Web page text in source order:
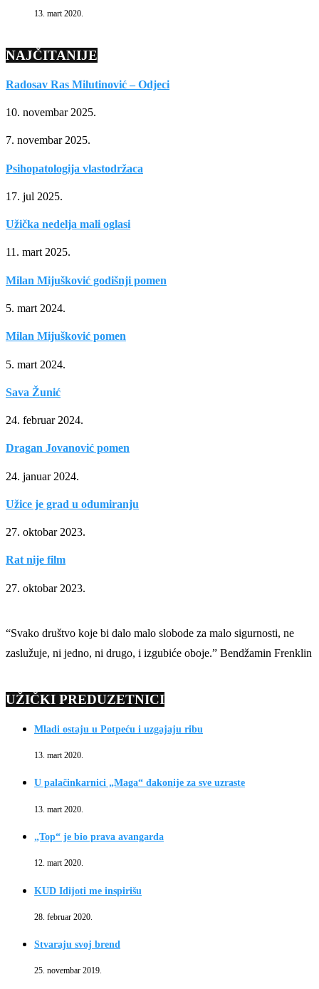
13. mart 2020.
NAJČITANIJE
Radosav Ras Milutinović – Odjeci
10. novembar 2025.
7. novembar 2025.
Psihopatologija vlastodržaca
17. jul 2025.
Užička nedelja mali oglasi
11. mart 2025.
Milan Mijušković godišnji pomen
5. mart 2024.
Milan Mijušković pomen
5. mart 2024.
Sava Žunić
24. februar 2024.
Dragan Jovanović pomen
24. januar 2024.
Užice je grad u odumiranju
27. oktobar 2023.
Rat nije film
27. oktobar 2023.
“Svako društvo koje bi dalo malo slobode za malo sigurnosti, ne
zaslužuje, ni jedno, ni drugo, i izgubiće oboje.” Bendžamin Frenklin
UŽIČKI PREDUZETNICI
Mladi ostaju u Potpeću i uzgajaju ribu
13. mart 2020.
U palačinkarnici „Maga“ đakonije za sve uzraste
13. mart 2020.
„Top“ je bio prava avangarda
12. mart 2020.
KUD Idijoti me inspirišu
28. februar 2020.
Stvaraju svoj brend
25. novembar 2019.